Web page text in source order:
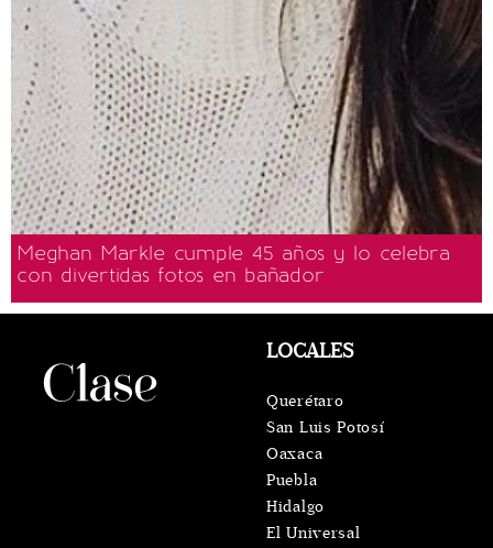
Meghan Markle cumple 45 años y lo celebra
con divertidas fotos en bañador
LOCALES
Querétaro
San Luis Potosí
Oaxaca
Puebla
Hidalgo
El Universal